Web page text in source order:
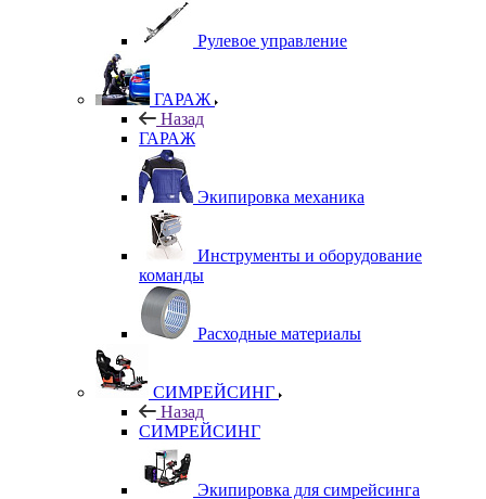
Рулевое управление
ГАРАЖ
Назад
ГАРАЖ
Экипировка механика
Инструменты и оборудование
команды
Расходные материалы
СИМРЕЙСИНГ
Назад
СИМРЕЙСИНГ
Экипировка для симрейсинга